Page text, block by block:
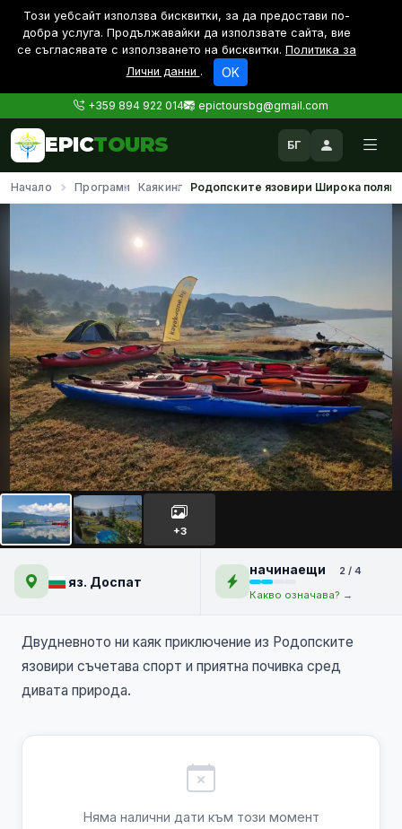
Този уебсайт използва бисквитки, за да предостави по-
дoбра услуга. Продължавайки да използвате сайта, вие
се съгласявате с използването на бисквитки. Политика за
Лични данни . OK
+359 894 922 014 epictoursbg@gmail.com
EPICTOURS БГ
Начало Програми Каякинг Родопските язовири Широка
Родопските язовири
Широка поляна и Доспат с
каяк
+3
яз. Доспат
начинаещи
2 / 4
Какво означава? →
Двудневното ни каяк приключение из Родопските
язовири съчетава спорт и приятна почивка сред
дивата природа.
Няма налични дати към този момент